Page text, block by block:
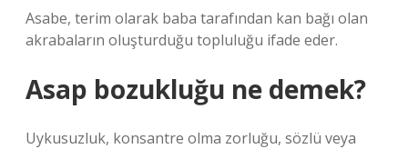
Asabe, terim olarak baba tarafından kan bağı olan
akrabaların oluşturduğu topluluğu ifade eder.
Asap bozukluğu ne demek?
Uykusuzluk, konsantre olma zorluğu, sözlü veya